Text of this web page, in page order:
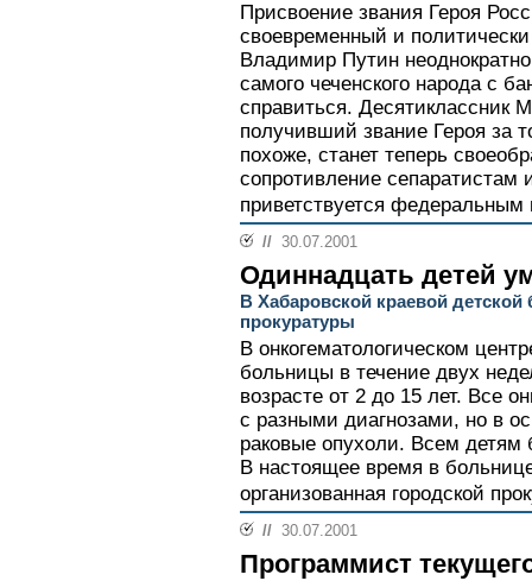
Присвоение звания Героя
своевременный и
Владимир Путин
самого чеченского народа с
справиться. Десятиклассник
получивший звание Героя за
похоже, станет теперь
сопротивление сепаратистам
приветствуется федеральным
// 30.07.2001
Одиннадцать детей
В Хабаровской краевой
прокуратуры
В онкогематологическом
больницы в течение двух
возрасте от 2 до 15 лет. Все
с разными диагнозами, но в
раковые опухоли. Всем детям
В настоящее время в
организованная городской
// 30.07.2001
Программист